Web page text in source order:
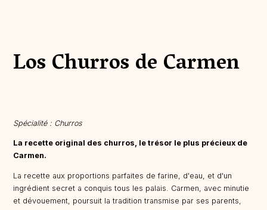
Los Churros de Carmen
Spécialité : Churros
La recette original des churros, le trésor le plus précieux de
Carmen.
La recette aux proportions parfaites de farine, d'eau, et d'un
ingrédient secret a conquis tous les palais. Carmen, avec minutie
et dévouement, poursuit la tradition transmise par ses parents,